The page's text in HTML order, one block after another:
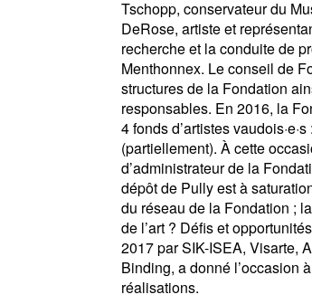
Tschopp, conservateur du
DeRose, artiste et
recherche et la conduite de
Menthonnex. Le conseil de
structures de la Fondation
responsables. En 2016, la
4 fonds d’artistes
(partiellement). À cette
d’administrateur de la
dépôt de Pully est à
du réseau de la Fondation ;
de l’art ? Défis et
2017 par SIK-ISEA, Visarte,
Binding, a donné l’occasion
réalisations.